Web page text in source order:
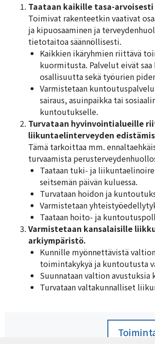
Taataan kaikille tasa-
Toimivat rakenteetkin vaativat
ja kipuosaaminen ja
tietotaitoa säännöllisesti.
Kaikkien ikäryhmien riittävä
kuormitusta. Palvelut eivät saa
osallisuutta sekä työurien
Varmistetaan
sairaus, asuinpaikka tai
kuntoutukselle.
Turvataan hyvinvointialueille
liikuntaelinterveyden
Tämä tarkoittaa mm.
turvaamista
Taataan tuki- ja
seitsemän päivän kuluessa.
Turvataan hoidon ja
Varmistetaan
Taataan hoito- ja
Varmistetaan kansalaisille
arkiympäristö.
Kunnille myönnettävistä
toimintakykyä ja kuntoutusta
Suunnataan valtion
Turvataan valtakunnalliset